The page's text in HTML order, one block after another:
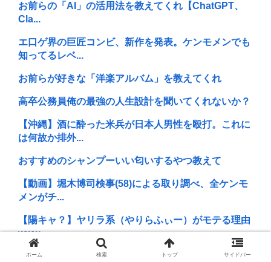
お前らの「AI」の活用法を教えてくれ【ChatGPT、
Cla...
エ口ゲ界の巨匠コンビ、新作を発表。ケンモメンでも
知ってるレベ...
お前らが好きな「洋楽アルバム」を教えてくれ
高卒公務員俺の最強の人生設計を聞いてくれないか？
【沖縄】酒に酔った米兵が日本人男性を殴打。これに
は何故か排外...
おすすめのシャンプーいい匂いするやつ教えて
【動画】堀木博司検事(58)による取り調べ、全ケンモ
メンがチ...
【陽キャ？】ヤリラ系（やりらふぃー）がモテる理由
www
問題「アメリカ原産の犬、5つ答えよ」
ホーム 検索 トップ サイドバー